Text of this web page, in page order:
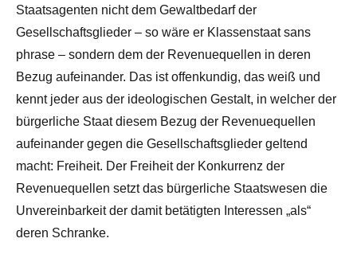
Staatsagenten nicht dem Gewaltbedarf der
Gesellschaftsglieder – so wäre er Klassenstaat sans
phrase – sondern dem der Revenuequellen in deren
Bezug aufeinander. Das ist offenkundig, das weiß und
kennt jeder aus der ideologischen Gestalt, in welcher der
bürgerliche Staat diesem Bezug der Revenuequellen
aufeinander gegen die Gesellschaftsglieder geltend
macht: Freiheit. Der Freiheit der Konkurrenz der
Revenuequellen setzt das bürgerliche Staatswesen die
Unvereinbarkeit der damit betätigten Interessen „als“
deren Schranke.